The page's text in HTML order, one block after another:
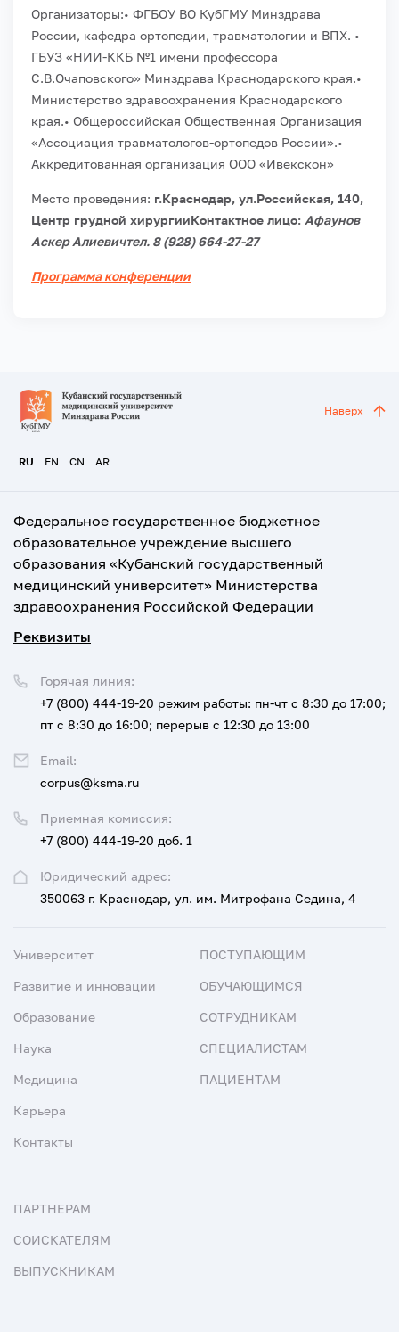
Организаторы:• ФГБОУ ВО КубГМУ Минздрава
России, кафедра ортопедии, травматологии и ВПХ. •
ГБУЗ «НИИ-ККБ №1 имени профессора
С.В.Очаповского» Минздрава Краснодарского края.•
Министерство здравоохранения Краснодарского
края.• Общероссийская Общественная Организация
«Ассоциация травматологов-ортопедов России».•
Аккредитованная организация ООО «Ивекскон»
Место проведения: г.Краснодар, ул.Российская, 140,
Центр грудной хирургииКонтактное лицо: Афаунов
Аскер Алиевичтел. 8 (928) 664-27-27
Программа конференции
RU EN CN AR
Наверх
Федеральное государственное бюджетное
образовательное учреждение высшего
образования «Кубанский государственный
медицинский университет» Министерства
здравоохранения Российской Федерации
Реквизиты
Юридический адрес:
350063 г. Краснодар, ул. им. Митрофана Седина, 4
Приемная комиссия:
+7 (800) 444-19-20 доб. 1
Горячая линия:
+7 (800) 444-19-20 режим работы: пн-чт с 8:30 до 17:00;
пт с 8:30 до 16:00; перерыв с 12:30 до 13:00
Email:
corpus@ksma.ru
Университет
Развитие и инновации
Образование
Наука
Медицина
Карьера
Контакты
ПОСТУПАЮЩИМ
ОБУЧАЮЩИМСЯ
СОТРУДНИКАМ
СПЕЦИАЛИСТАМ
ПАЦИЕНТАМ
ПАРТНЕРАМ
СОИСКАТЕЛЯМ
ВЫПУСКНИКАМ